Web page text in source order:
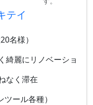
テイ
名様）
綺麗にリノベーショ
なく滞在
ール各種）